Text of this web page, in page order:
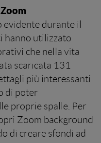
evidente durante il
hanno utilizzato
che nella vita
scaricata 131
più interessanti
di poter
proprie spalle. Per
Zoom background
di creare sfondi ad